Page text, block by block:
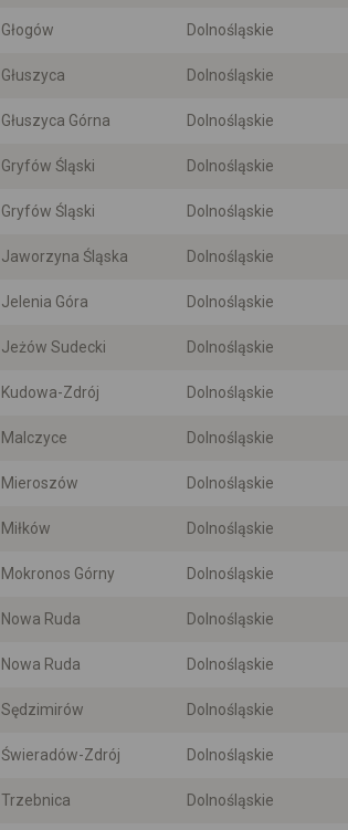
Głogów Dolnośląskie
Głuszyca Dolnośląskie
Głuszyca Górna Dolnośląskie
Gryfów Śląski Dolnośląskie
Gryfów Śląski Dolnośląskie
Jaworzyna Śląska Dolnośląskie
Jelenia Góra Dolnośląskie
Jeżów Sudecki Dolnośląskie
Kudowa-Zdrój Dolnośląskie
Malczyce Dolnośląskie
Mieroszów Dolnośląskie
Miłków Dolnośląskie
Mokronos Górny Dolnośląskie
Nowa Ruda Dolnośląskie
Nowa Ruda Dolnośląskie
Sędzimirów Dolnośląskie
Świeradów-Zdrój Dolnośląskie
Trzebnica Dolnośląskie